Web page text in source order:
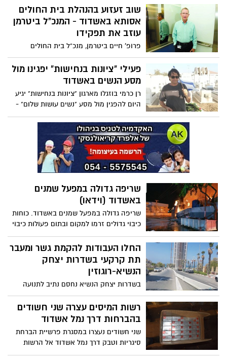
העירייה בגין החיוב בסך של מעל ל-10 מיליון
שקלים שנשלח למפעל, בגין אגרות תיעול
וסלילת כבישים. בעתירה טוענים במפעל
מבלי לפרט על איזו תקופה מפורט או כל
התעלמה. בעירייה טוענים כי "נמצאו חריגות
בניה משמעותיות שבגינן לא שולמו מעולם
היטלי פיתוח לעיריית אשדוד"
שוב זעזוע בהנהלת בית החולים
אסותא באשדוד - המנכ"ל ביטרמן
עוזב את תפקידו
פרופ' חיים ביטרמן, מנכ"ל בית החולים
אסותא באשדוד, הודיע במפתיע על סיום
עבודתו בבית החולים. מאז פתיחת בית
החולים כבר התחלפו בו שלושה מנכ"לים
פעילי "ציונות בנחישות" יפגינו מול
מסע הנשים באשדוד
רן כרמי בוזגלו מארגון "ציונות בנחישות" יגיע
היום להפגין מול מסע "נשים עושות שלום" -
שמגיע הערב לאשדוד
שריפה גדולה במפעל שמנים
באשדוד (וידאו)
שריפה גדולה במפעל שמנים באשדוד. כוחות
כיבוי גדולים זרמו למקום ובתום פעולות כיבוי
שנמשכו שעות השתלטו על האירוע
החלו העבודות להקמת גשר ומעבר
תת קרקעי בשדרות יצחק
הנשיא-רוגוזין
בשדרות יצחק הנשיא נחסם נתיב לתנועה
בכיוון הירידה לים לקראת ביצוע עבודות
הקמת הגשר והמעבר התת קרקעי במקום,
כזכור, בכדי למנוע פקק תחבורתי העלול
הצפוי באזור כתוצאה מהשלמת פרויקט פינוי
ובינוי ברחוב הדקל הסמוך
רשות המיסים עצרה שני חשודים
בהברחות דרך נמל אשדוד
שני חשודים נעצרו במסגרת פרשיית הברחת
סיגריות וטבק דרך נמל אשדוד אל הרשות
הפלסטינית תוך התחמקות מתשלום מס